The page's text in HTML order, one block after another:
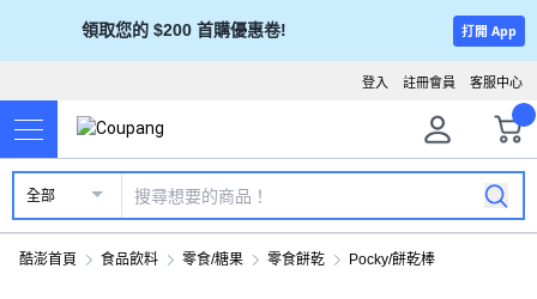
領取您的 $200 首購優惠卷! 打開 App
客服中心
註冊會員
登入
全部
酷澎首頁 食品飲料 零食/糖果 零食餅乾 Pocky/餅乾棒